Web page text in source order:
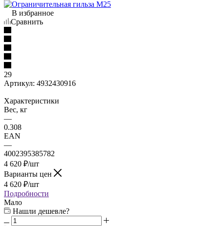
В избранное
Сравнить
29
Артикул: 4932430916
Характеристики
Вес, кг
—
0.308
EAN
—
4002395385782
4 620 ₽/шт
Варианты цен
4 620 ₽/шт
Подробности
Мало
Нашли дешевле?